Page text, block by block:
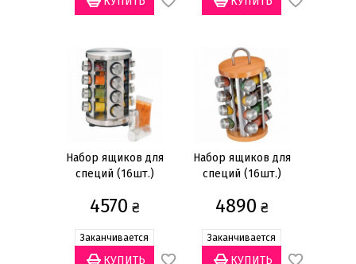
29,5см (1)
Ширина
22см (1)
Наличие подставки
С подставкой
1 предмет (12)
Набор ящиков для
специй (16шт.)
4570 ₴
Заканчивается
Набор ящиков для
специй (16шт.)
4890 ₴
Заканчивается